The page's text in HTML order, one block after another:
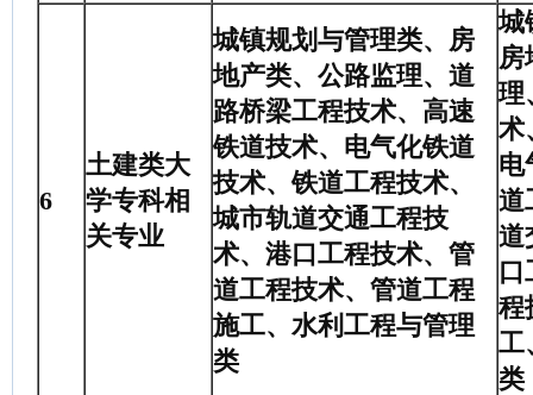
6
土建类大
学专科相
关专业
城镇规划与管理类、房
地产类、公路监理、道
路桥梁工程技术、高速
铁道技术、电气化铁道
技术、铁道工程技术、
城市轨道交通工程技
术、港口工程技术、管
道工程技术、管道工程
施工、水利工程与管理
类
城
房
理
术
电
道
道
口
程
工
类